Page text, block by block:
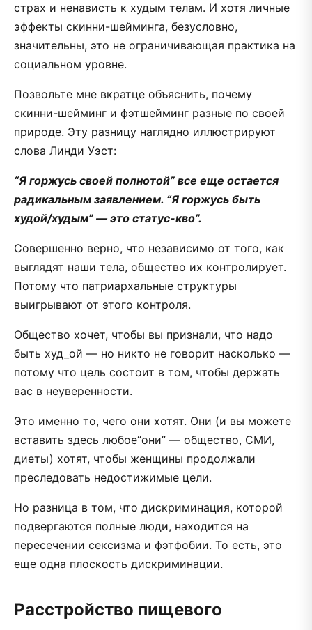
страх и ненависть к худым телам. И хотя личные
эффекты скинни-шейминга, безусловно,
значительны, это не ограничивающая практика на
социальном уровне.
Позвольте мне вкратце объяснить, почему
скинни-шейминг и фэтшейминг разные по своей
природе. Эту разницу наглядно иллюстрируют
слова Линди Уэст:
“Я горжусь своей полнотой” все еще остается
радикальным заявлением. “Я горжусь быть
худой/худым” — это статус-кво”.
Совершенно верно, что независимо от того, как
выглядят наши тела, общество их контролирует.
Потому что патриархальные структуры
выигрывают от этого контроля.
Общество хочет, чтобы вы признали, что надо
быть худ_ой — но никто не говорит насколько —
потому что цель состоит в том, чтобы держать
вас в неуверенности.
Это именно то, чего они хотят. Они (и вы можете
вставить здесь любое“они” — общество, СМИ,
диеты) хотят, чтобы женщины продолжали
преследовать недостижимые цели.
Но разница в том, что дискриминация, которой
подвергаются полные люди, находится на
пересечении сексизма и фэтфобии. То есть, это
еще одна плоскость дискриминации.
Расстройство пищевого